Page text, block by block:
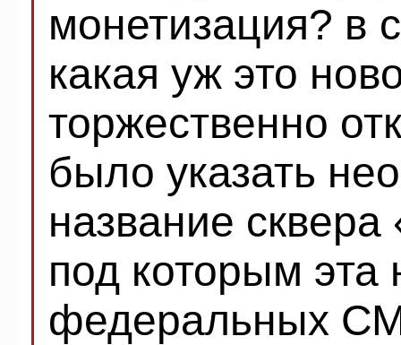
монетизация? в
какая уж это
торжественно
было указать
название
под которым
федеральных